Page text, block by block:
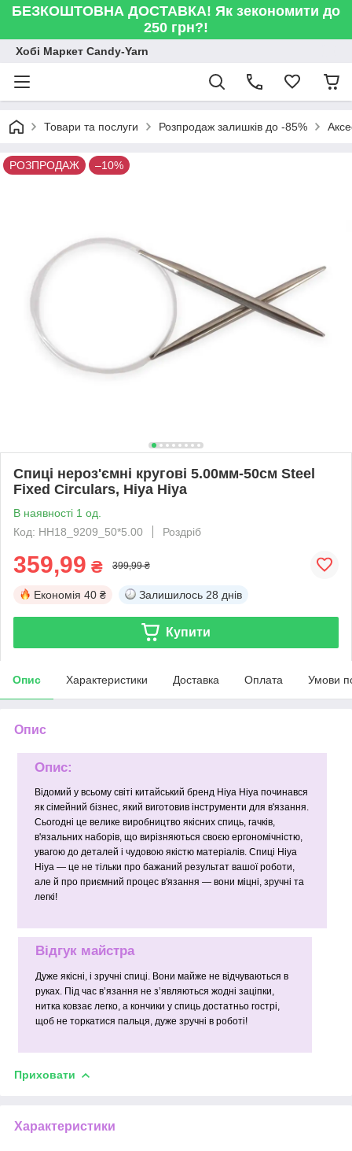
БЕЗКОШТОВНА ДОСТАВКА! Як зекономити до
250 грн?!
Хобі Маркет Candy-Yarn
Товари та послуги Розпродаж залишків до -85%
РОЗПРОДАЖ –10%
Спиці нероз'ємні кругові 5.00мм-50см Steel
Fixed Circulars, Hiya Hiya
В наявності 1 од.
Код: HH18_9209_50*5.00
Роздріб
359,99 ₴ 399,99 ₴
Економія 40 ₴ Залишилось 28 днів
Купити
Опис Характеристики Доставка Оплата Умови
Опис
Опис:
Відомий у всьому світі китайський бренд Hiya Hiya починався
як сімейний бізнес, який виготовив інструменти для в'язання.
Сьогодні це велике виробництво якісних спиць, гачків,
в'язальних наборів, що вирізняються своєю ергономічністю,
увагою до деталей і чудовою якістю матеріалів. Спиці Hiya
Hiya — це не тільки про бажаний результат вашої роботи,
але й про приємний процес в'язання — вони міцні, зручні та
легкі!
Відгук майстра
Дуже якісні, і зручні спиці. Вони майже не відчуваються в
руках. Під час в’язання не з’являються жодні заціпки,
нитка ковзає легко, а кончики у спиць достатньо гострі,
щоб не торкатися пальця, дуже зручні в роботі!
Приховати
Характеристики